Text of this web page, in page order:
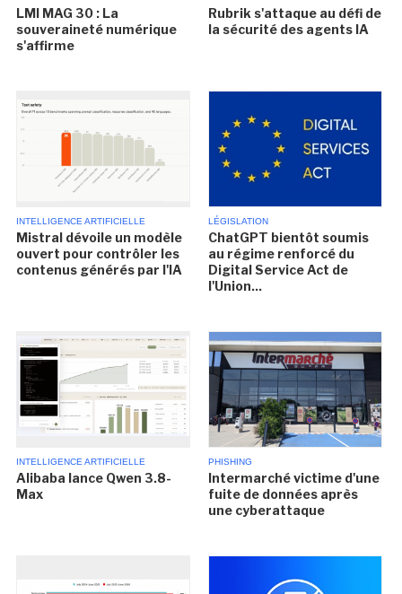
LMI MAG 30 : La
souveraineté numérique
s'affirme
Rubrik s'attaque au défi de
la sécurité des agents IA
INTELLIGENCE ARTIFICIELLE
Mistral dévoile un modèle
ouvert pour contrôler les
contenus générés par l'IA
LÉGISLATION
ChatGPT bientôt soumis
au régime renforcé du
Digital Service Act de
l'Union...
INTELLIGENCE ARTIFICIELLE
Alibaba lance Qwen 3.8-
Max
PHISHING
Intermarché victime d'une
fuite de données après
une cyberattaque